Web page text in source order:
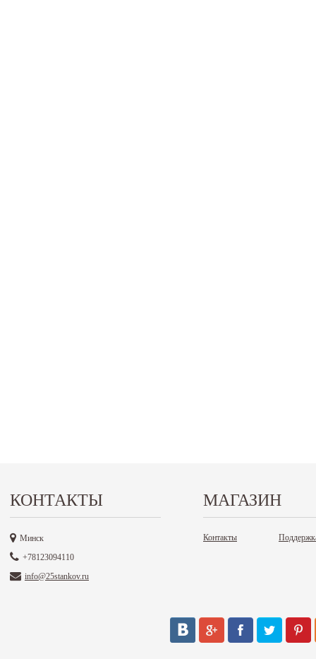
КОНТАКТЫ
Минск
+78123094110
info@25stankov.ru
МАГАЗИН
Контакты